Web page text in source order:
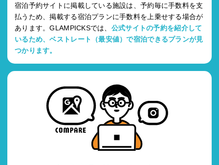
宿泊予約サイトに掲載している施設は、予約毎に手数料を支
払うため、掲載する宿泊プランに手数料を上乗せする場合が
あります。GLAMPICKSでは、 公式サイトの予約を紹介して
いるため、ベストレート（最安値）で宿泊できるプランが見
つかります。